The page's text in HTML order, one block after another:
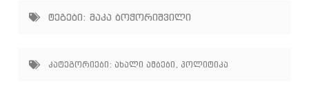
ტეგები: მაკა ბოჭორიშვილი
კატეგორიები: ახალი ამბები , პოლიტიკა